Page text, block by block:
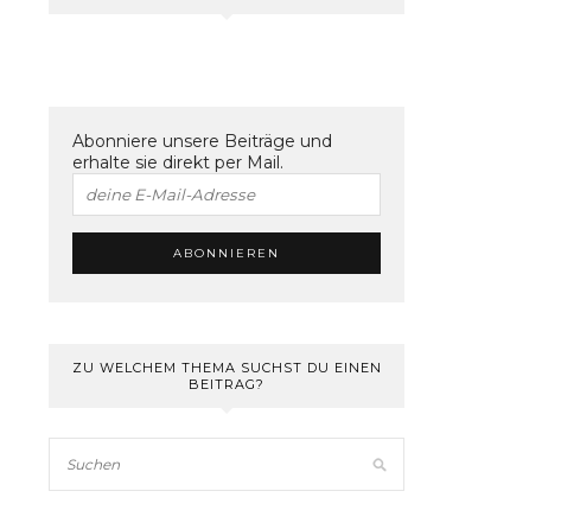
Abonniere unsere Beiträge und
erhalte sie direkt per Mail.
ZU WELCHEM THEMA SUCHST DU EINEN
BEITRAG?